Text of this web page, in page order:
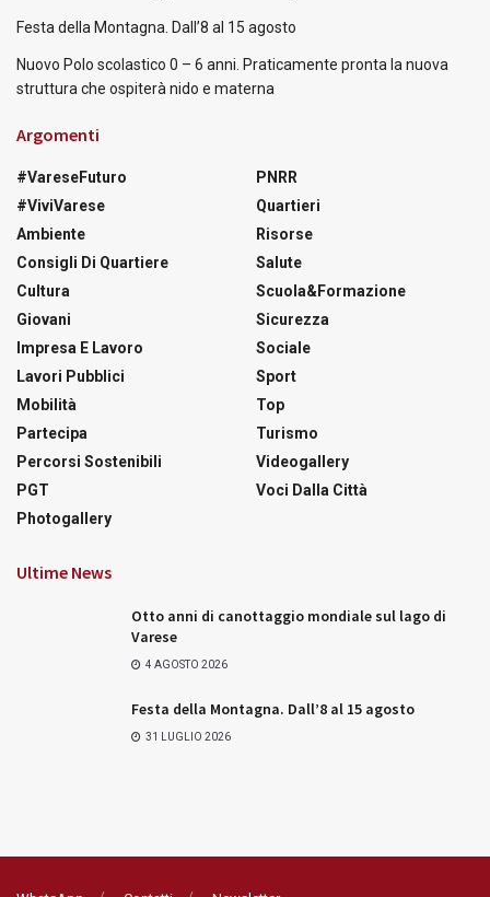
Festa della Montagna. Dall’8 al 15 agosto
Nuovo Polo scolastico 0 – 6 anni. Praticamente pronta la nuova
struttura che ospiterà nido e materna
Argomenti
#VareseFuturo
#ViviVarese
Ambiente
Consigli Di Quartiere
Cultura
Giovani
Impresa E Lavoro
Lavori Pubblici
Mobilità
Partecipa
Percorsi Sostenibili
PGT
Photogallery
PNRR
Quartieri
Risorse
Salute
Scuola&Formazione
Sicurezza
Sociale
Sport
Top
Turismo
Videogallery
Voci Dalla Città
Ultime News
Otto anni di canottaggio mondiale sul lago di
Varese
4 AGOSTO 2026
Festa della Montagna. Dall’8 al 15 agosto
31 LUGLIO 2026